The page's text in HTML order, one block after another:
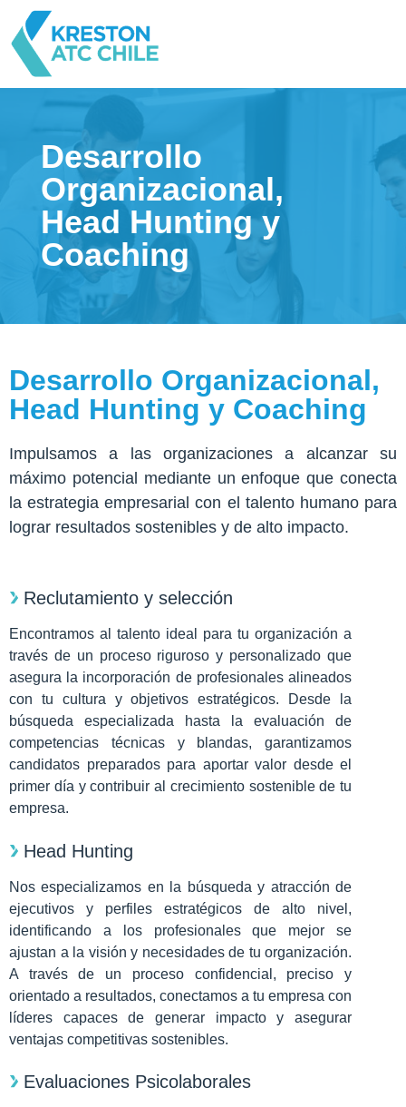
Desarrollo
Organizacional,
Head Hunting y
Coaching
Desarrollo Organizacional,
Head Hunting y Coaching
Impulsamos a las organizaciones a alcanzar su
máximo potencial mediante un enfoque que conecta
la estrategia empresarial con el talento humano para
lograr resultados sostenibles y de alto impacto.
Reclutamiento y selección
Encontramos al talento ideal para tu organización a
través de un proceso riguroso y personalizado que
asegura la incorporación de profesionales alineados
con tu cultura y objetivos estratégicos. Desde la
búsqueda especializada hasta la evaluación de
competencias técnicas y blandas, garantizamos
candidatos preparados para aportar valor desde el
primer día y contribuir al crecimiento sostenible de tu
empresa.
Head Hunting
Nos especializamos en la búsqueda y atracción de
ejecutivos y perfiles estratégicos de alto nivel,
identificando a los profesionales que mejor se
ajustan a la visión y necesidades de tu organización.
A través de un proceso confidencial, preciso y
orientado a resultados, conectamos a tu empresa con
líderes capaces de generar impacto y asegurar
ventajas competitivas sostenibles.
Evaluaciones Psicolaborales